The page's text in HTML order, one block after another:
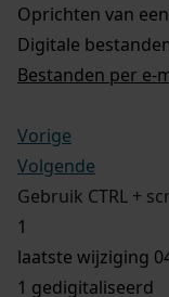
Oprichten van
Digitale
Bestanden per e-
Vorige
Volgende
Gebruik CTRL +
laatste wijziging
1 gedigitaliseerd